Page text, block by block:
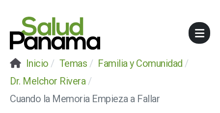
Inicio Temas
Familia y Comunidad
Dr. Melchor Rivera
Cuando la Memoria Empieza a Fallar